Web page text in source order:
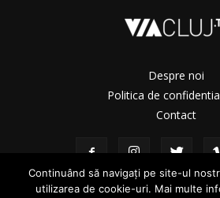
Despre noi
Politica de
Contact
Continuând să navigați pe site-ul
utilizarea de cookie-uri. Mai multe